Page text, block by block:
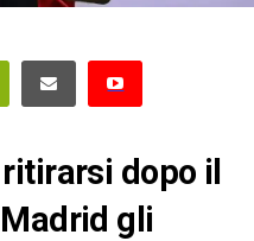
dopo il
gli